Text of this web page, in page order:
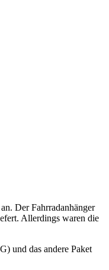
Der Fahrradanhänger
Allerdings waren die
und das andere Paket